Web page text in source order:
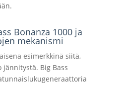
Bonanza 1000 ja
mekanismi
esimerkkinä siitä,
Big Bass